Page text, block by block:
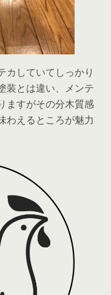
カしていてしっかり
装とは違い、メンテ
ますがその分木質感
わえるところが魅力